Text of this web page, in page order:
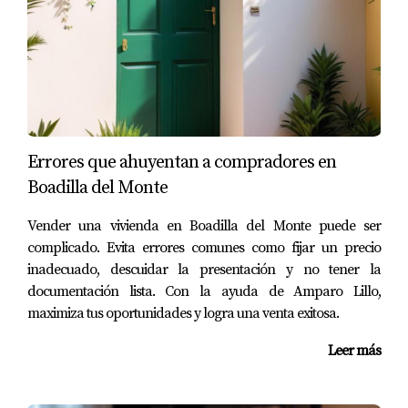
estrategia no solo proporciona seguridad financiera, sino
que también te da la flexibilidad necesaria para hacer
frente a imprevistos. Por ejemplo, si decides guardar una
parte del capital obtenido por la venta en un fondo
destinado a emergencias o futuras inversiones, estarás
creando un colchón financiero que puede ayudarte en
momentos críticos. Además, esta opción puede ser ideal
el mercado inmobiliario.
CASOS PRÁCTICOS EN
BOADILLA DEL MONTE
Para ilustrar cómo puedes aplicar estas estrategias en la
Errores que ahuyentan a compradores en
Boadilla del Monte
Vender una vivienda en Boadilla del Monte puede ser
complicado. Evita errores comunes como fijar un precio
inadecuado, descuidar la presentación y no tener la
documentación lista. Con la ayuda de Amparo Lillo,
maximiza tus oportunidades y logra una venta exitosa.
Leer más